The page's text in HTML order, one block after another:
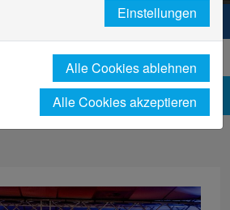
Hochschule Niederrhein. Dein Weg.
News-Detailseite
Einstellungen
Alle Cookies ablehnen
Alle Cookies akzeptieren